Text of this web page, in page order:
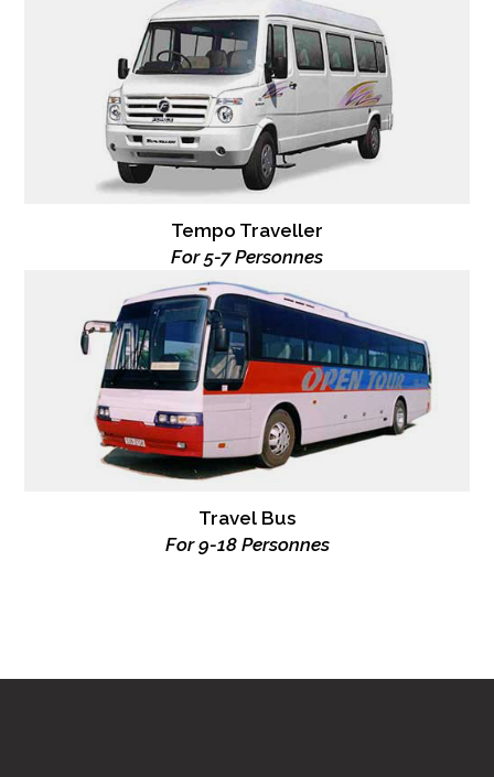
Tempo Traveller
For 5-7 Personnes
Travel Bus
For 9-18 Personnes